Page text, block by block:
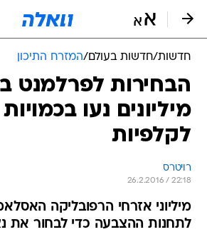
חדשות/חדשות בעולם/המזרח התיכון
הבחירות לפרלמנט
מיליונים נעו
לקלפיות
רויטרס
26.2.2016 / 22:18
מיליוני אזרחי הרפובליקה
לתחנות ההצבעה כדי לבחור את